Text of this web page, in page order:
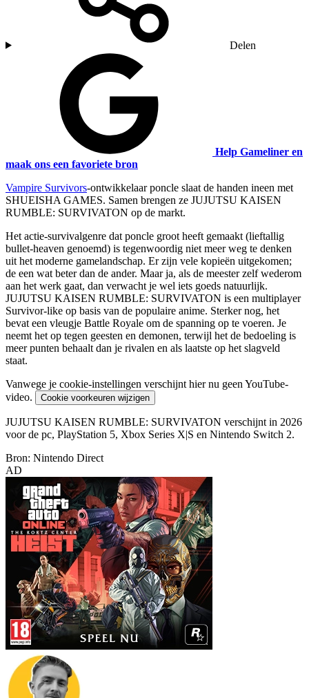
Delen
Help Gameliner en
maak ons een favoriete bron
Vampire Survivors-ontwikkelaar poncle slaat de handen ineen met
SHUEISHA GAMES. Samen brengen ze JUJUTSU KAISEN
RUMBLE: SURVIVATON op de markt.
Het actie-survivalgenre dat poncle groot heeft gemaakt (lieftallig
bullet-heaven genoemd) is tegenwoordig niet meer weg te denken
uit het moderne gamelandschap. Er zijn vele kopieën uitgekomen;
de een wat beter dan de ander. Maar ja, als de meester zelf wederom
aan het werk gaat, dan verwacht je wel iets goeds natuurlijk.
JUJUTSU KAISEN RUMBLE: SURVIVATON is een multiplayer
Survivor-like op basis van de populaire anime. Sterker nog, het
bevat een vleugje Battle Royale om de spanning op te voeren. Je
neemt het op tegen geesten en demonen, terwijl het de bedoeling is
meer punten behaalt dan je rivalen en als laatste op het slagveld
staat.
Vanwege je cookie-instellingen verschijnt hier nu geen YouTube-
video.
Cookie voorkeuren wijzigen
JUJUTSU KAISEN RUMBLE: SURVIVATON verschijnt in 2026
voor de pc, PlayStation 5, Xbox Series X|S en Nintendo Switch 2.
Bron: Nintendo Direct
AD